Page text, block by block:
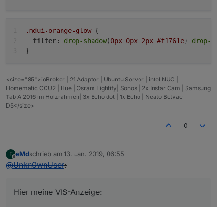
.mdui-orange-glow {
filter: drop-shadow(0px 0px 2px #f1761e) drop-
}
<size="85">ioBroker | 21 Adapter | Ubuntu Server | intel NUC |
Homematic CCU2 | Hue | Osram Lightify| Sonos | 2x Instar Cam | Samsung
Tab A 2016 im Holzrahmen| 3x Echo dot | 1x Echo | Neato Botvac
D5</size>
0
E
Offline
eMdschrieb am 13. Jan. 2019, 06:55
zuletzt editiert von
@Unkn0wnUser:
Hier meine VIS-Anzeige: